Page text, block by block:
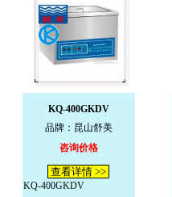
KQ-400GKDV
品牌：昆山舒美
咨询价格
查看详情 >>
KQ-400GKDV